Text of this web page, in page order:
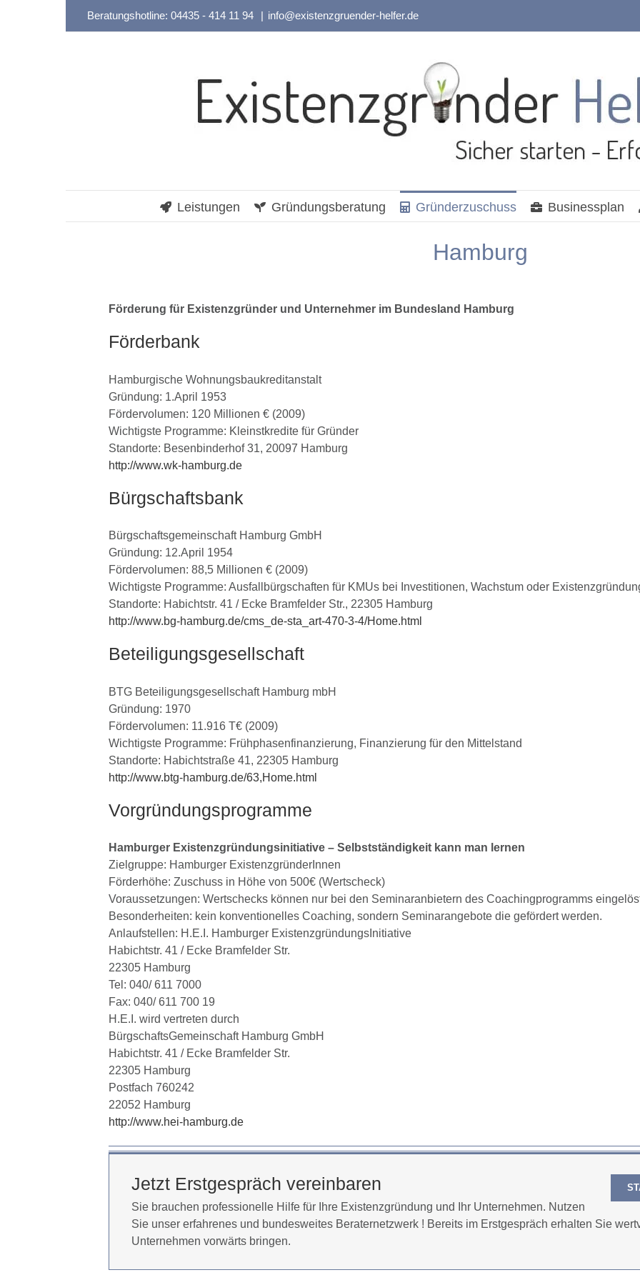
Beratungshotline: 04435 - 414 11 94 | info@existenzgruender-helfer.de
Leistungen Gründungsberatung Gründerzuschuss Businessplan
Hamburg
Förderung für Existenzgründer und Unternehmer im Bundesland Hamburg
Förderbank
Hamburgische Wohnungsbaukreditanstalt
Gründung: 1.April 1953
Fördervolumen: 120 Millionen € (2009)
Wichtigste Programme: Kleinstkredite für Gründer
Standorte: Besenbinderhof 31, 20097 Hamburg
http://www.wk-hamburg.de
Bürgschaftsbank
Bürgschaftsgemeinschaft Hamburg GmbH
Gründung: 12.April 1954
Fördervolumen: 88,5 Millionen € (2009)
Wichtigste Programme: Ausfallbürgschaften für KMUs bei Investitionen, Wachstum oder
Standorte: Habichtstr. 41 / Ecke Bramfelder Str., 22305 Hamburg
http://www.bg-hamburg.de/cms_de-sta_art-470-3-4/Home.html
Beteiligungsgesellschaft
BTG Beteiligungsgesellschaft Hamburg mbH
Gründung: 1970
Fördervolumen: 11.916 T€ (2009)
Wichtigste Programme: Frühphasenfinanzierung, Finanzierung für den Mittelstand
Standorte: Habichtstraße 41, 22305 Hamburg
http://www.btg-hamburg.de/63,Home.html
Vorgründungsprogramme
Hamburger Existenzgründungsinitiative – Selbstständigkeit kann man lernen
Zielgruppe: Hamburger ExistenzgründerInnen
Förderhöhe: Zuschuss in Höhe von 500€ (Wertscheck)
Voraussetzungen: Wertschecks können nur bei den Seminaranbietern des Coachingprogramms
Besonderheiten: kein konventionelles Coaching, sondern Seminarangebote die gefördert werden.
Anlaufstellen: H.E.I. Hamburger ExistenzgründungsInitiative
Habichtstr. 41 / Ecke Bramfelder Str.
22305 Hamburg
Tel: 040/ 611 7000
Fax: 040/ 611 700 19
H.E.I. wird vertreten durch
BürgschaftsGemeinschaft Hamburg GmbH
Habichtstr. 41 / Ecke Bramfelder Str.
22305 Hamburg
Postfach 760242
22052 Hamburg
http://www.hei-hamburg.de
Jetzt Erstgespräch vereinbaren
Sie brauchen professionelle Hilfe für Ihre Existenzgründung und Ihr Unternehmen. Nutzen
Sie unser erfahrenes und bundesweites Beraternetzwerk ! Bereits im Erstgespräch erhalten Sie
Unternehmen vorwärts bringen.